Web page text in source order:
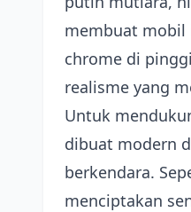
membuat mobil
chrome di
realisme yang
Untuk
dibuat modern
berkendara.
menciptakan